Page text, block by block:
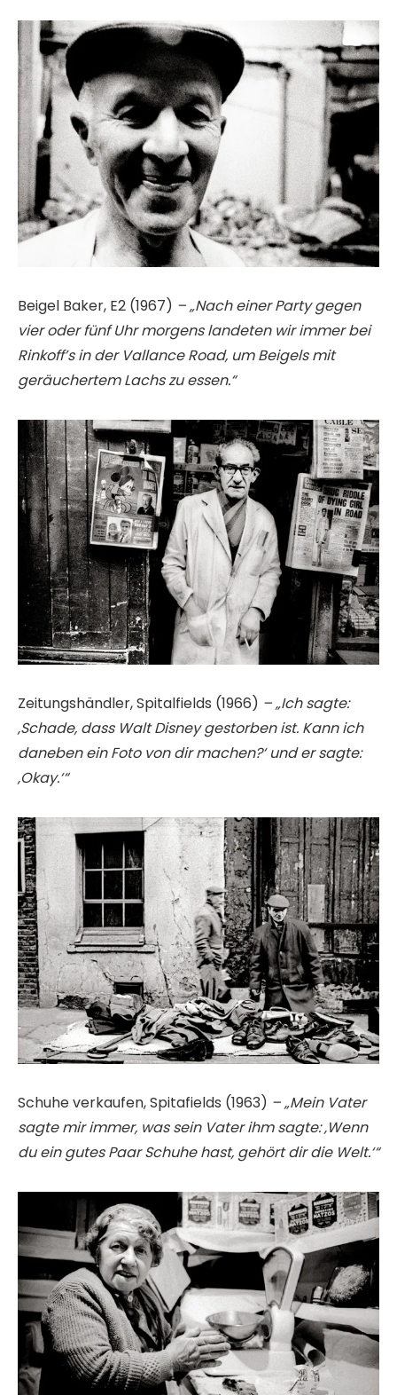
Beigel Baker, E2 (1967) – „Nach einer Party gegen
vier oder fünf Uhr morgens landeten wir immer bei
Rinkoff’s in der Vallance Road, um Beigels mit
geräuchertem Lachs zu essen.“
Zeitungshändler, Spitalfields (1966) – „Ich sagte:
‚Schade, dass Walt Disney gestorben ist. Kann ich
daneben ein Foto von dir machen?‘ und er sagte:
‚Okay.‘“
Schuhe verkaufen, Spitafields (1963) – „Mein Vater
sagte mir immer, was sein Vater ihm sagte: ‚Wenn
du ein gutes Paar Schuhe hast, gehört dir die Welt.‘“